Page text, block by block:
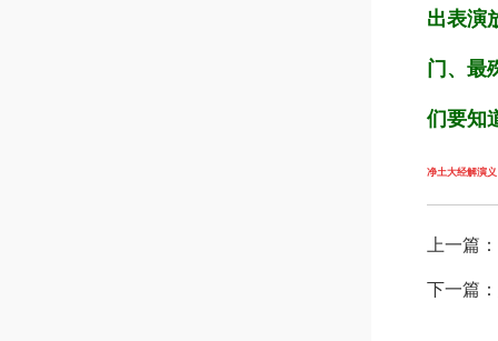
出表演
门、最
们要知
净土大经解演
上一篇：
下一篇：